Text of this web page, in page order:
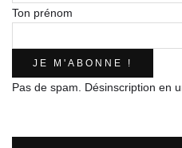
Ton prénom
Pas de spam. Désinscription en